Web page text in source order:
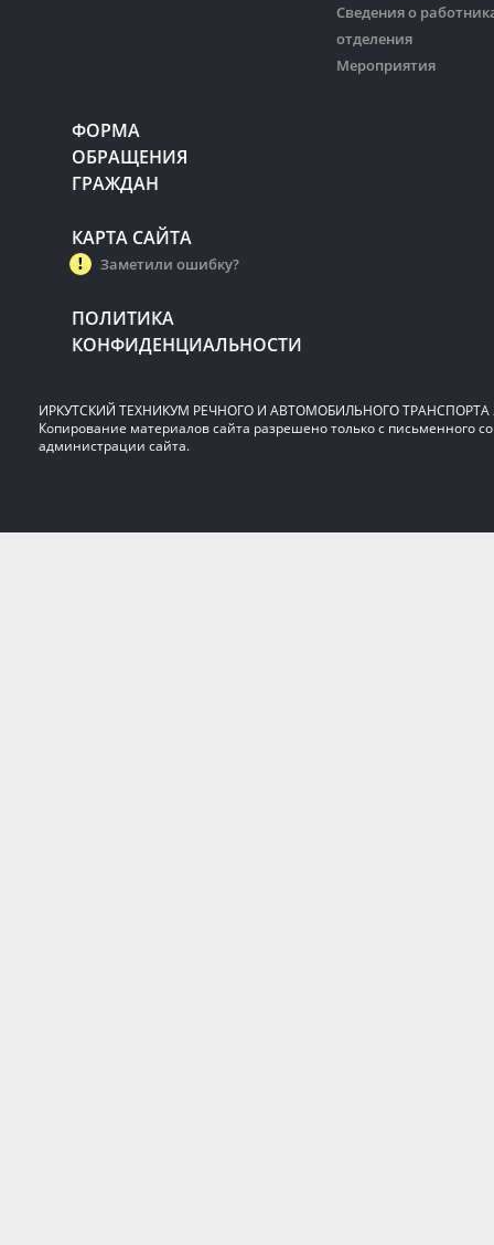
Сведения о
отделения
Мероприятия
ФОРМА
ОБРАЩЕНИЯ
ГРАЖДАН
КАРТА САЙТА
Заметили ошибку?
ПОЛИТИКА
КОНФИДЕНЦИАЛЬНОСТИ
ИРКУТСКИЙ ТЕХНИКУМ РЕЧНОГО И АВТОМОБИЛЬНОГО ТРАНСПОРТА
Копирование материалов сайта разрешено только с письменного
администрации сайта.